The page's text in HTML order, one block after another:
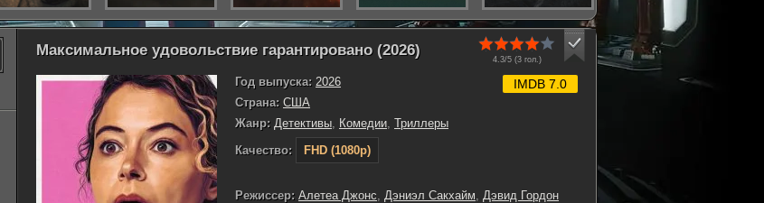
Максимальное удовольствие гарантировано (2026)
4.3/5 (3гол.)
Год выпуска: 2026
Страна: США
Жанр: Детективы, Комедии, Триллеры
Качество:
FHD (1080p)
IMDB 7.0
Режиссер: Алетеа Джонс, Дэниэл Сакхайм, Дэвид Гордон